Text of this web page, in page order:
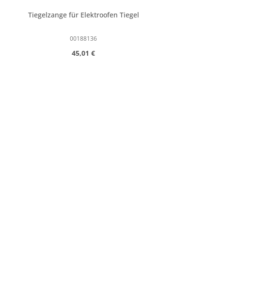
Tiegelzange für Elektroofen Tiegel
00188136
Regulärer Preis:
45,01 €